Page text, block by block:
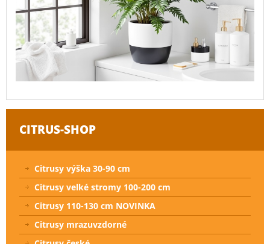
CITRUS-SHOP
Citrusy výška 30-90 cm
Citrusy velké stromy 100-200 cm
Citrusy 110-130 cm NOVINKA
Citrusy mrazuvzdorné